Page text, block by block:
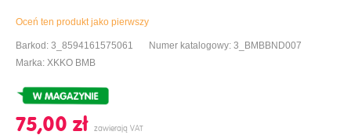
Oceń ten produkt jako pierwszy
Barkod: 3_8594161575061
Numer katalogowy: 3_BMBBND007
Marka: XKKO BMB
75,00 ‎zł